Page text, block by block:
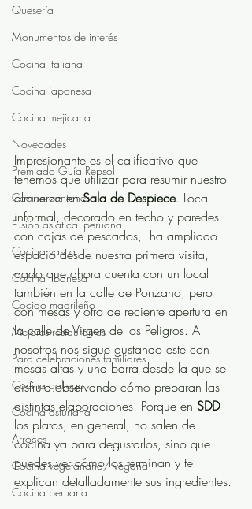
Quesería
Monumentos de interés
Cocina italiana
Cocina japonesa
Cocina mejicana
Novedades
Premiado Guía Repsol
Cocina cantonesa
Fusión asiática- peruana
Cocina vasca
Cocina libanesa
Cocido madrileño
Mejores restaurantes
Para celebraciones familiares
Cocina gallega
Cocina asturiana
Arroces
Cocina vegetariana/ vegana
Cocina peruana
Impresionante es el calificativo que
tenemos que utilizar para resumir nuestro
almuerzo en Sala de Despiece. Local
informal, decorado en techo y paredes
con cajas de pescados,  ha ampliado
espacio desde nuestra primera visita,
dado que ahora cuenta con un local
también en la calle de Ponzano, pero
con mesas y otro de reciente apertura en
la calle de Virgen de los Peligros. A
nosotros nos sigue gustando este con
mesas altas y una barra desde la que se
disfruta observando cómo preparan las
distintas elaboraciones. Porque en SDD
los platos, en general, no salen de
cocina ya para degustarlos, sino que
puedes ver cómo los terminan y te
explican detalladamente sus ingredientes.